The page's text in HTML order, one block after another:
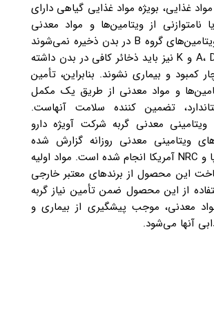
غذایی، بویژه مواد غذایی گیاهی دارای
نامتوازنی از ویتامین­‌ها و مواد معدنی
هستند. همچنین ویتامین‌­های گروه B در بدن ذخیره نمی­‌شوند
و ویتامین‌­های A، D، E و K نیز باید ذخائر کافی در بدن داشته
کمبود و بیماری نشوند. بنابراین، تأمین
و مواد معدنی از طریق یک مکمل
تضمین کننده سلامت آن­هاست.
معدنی گربه شرکت آویژه دارو
ویتامینی معدنی روزانه گزارش شده
توسط FEDIAF اروپا و NRC آمریکا انجام شده است. مواد اولیه
این محصول از برندهای معتبر خارجی
از این محصول ضمن تأمین نیاز گربه
معدنی، موجب پیشگیری از بیماری و
آن­ها می‌­شود.​​​​​​​